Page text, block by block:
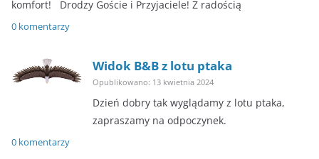
komfort! ​Drodzy Goście i Przyjaciele! Z radością
0 komentarzy
Widok B&B z lotu ptaka
Opublikowano: 13 kwietnia 2024
Dzień dobry tak wyglądamy z lotu ptaka,
zapraszamy na odpoczynek.
0 komentarzy